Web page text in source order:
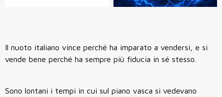
Il nuoto italiano vince perché ha imparato a vendersi, e si
vende bene perché ha sempre più fiducia in sé stesso.
Sono lontani i tempi in cui sul piano vasca si vedevano